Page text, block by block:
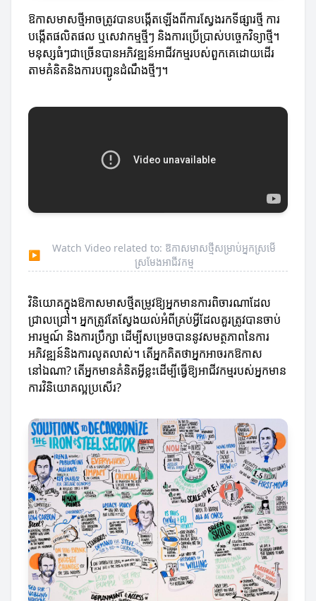
ឱកាសមាសថ្មីអាចត្រូវបានបង្កើតឡើងពីការស្វែងរកទីផ្សារថ្មី ការ
បង្កើតផលិតផល ឬសេវាកម្មថ្មីៗ និងការប្រើប្រាស់បច្ចេកវិទ្យាថ្មី។
មនុស្សធំៗជាច្រើនបានអភិវឌ្ឍន៍អាជីវកម្មរបស់ពួកគេដោយដើរ
តាមគំនិតនិងការបញ្ជូនដំណឹងថ្មីៗ។
▶
Watch Video related to: ឱកាសមាសថ្មីសម្រាប់អ្នកស្រមើ
ស្រមែងអាជីវកម្ម
វិនិយោគក្នុងឱកាសមាសថ្មីតម្រូវឱ្យអ្នកមានការពិចារណាដែល
ជ្រាលជ្រៅ។ អ្នកត្រូវតែស្វែងយល់អំពីគ្រប់អ្វីដែលគួរត្រូវបានចាប់
អារម្មណ៍ និងការប្រឹក្សា ដើម្បីសម្រេចបាននូវសមត្ថភាពនៃការ
អភិវឌ្ឍន៍និងការលូតលាស់។ តើអ្នកគិតថាអ្នកអាចរកឱកាស
នៅឯណា? តើអ្នកមានគំនិតអ្វីខ្លះដើម្បីធ្វើឱ្យអាជីវកម្មរបស់អ្នកមាន
ការវិនិយោគល្អប្រសើរ?